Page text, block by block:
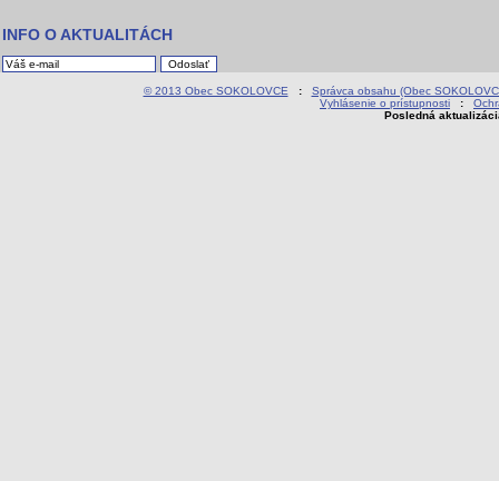
INFO O AKTUALITÁCH
© 2013 Obec SOKOLOVCE : Správca obsahu (Obec
Vyhlásenie o prístupnosti :
Posledná